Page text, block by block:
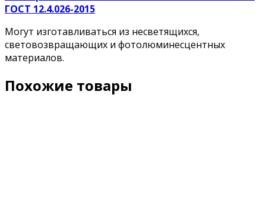
ГОСТ 12.4.026-2015
Могут изготавливаться из несветящихся,
световозвращающих и фотолюминесцентных
материалов.
Похожие товары